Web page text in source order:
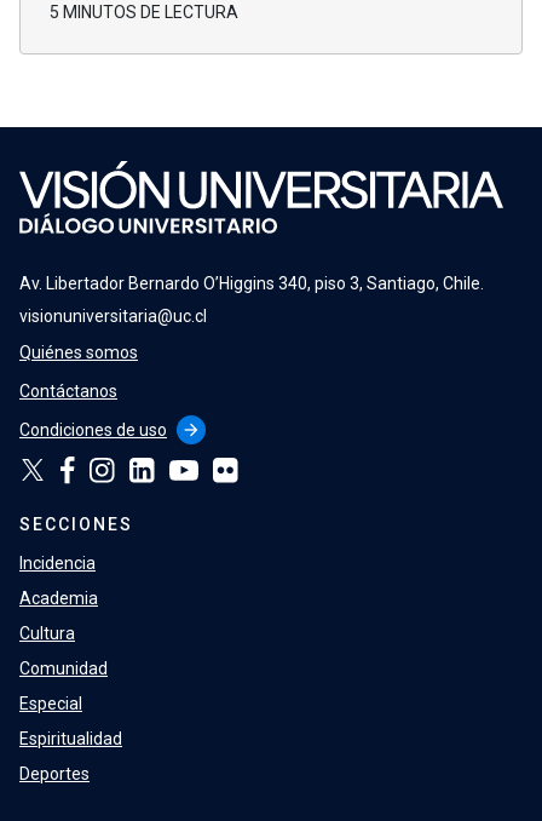
5 MINUTOS DE LECTURA
Av. Libertador Bernardo O’Higgins 340, piso 3, Santiago, Chile.
visionuniversitaria@uc.cl
Quiénes somos
Contáctanos
Condiciones de uso
arrow_forward
SECCIONES
Incidencia
Academia
Cultura
Comunidad
Especial
Espiritualidad
Deportes